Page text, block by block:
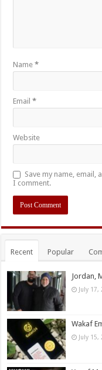
Name*
Email*
Website
Save my name,
I comment.
Recent Popular
Jordan,
July 17,
Wakaf
July 15,